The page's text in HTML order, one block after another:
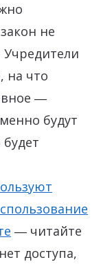
не
Учредители
на что
―
будут
― читайте
доступа,